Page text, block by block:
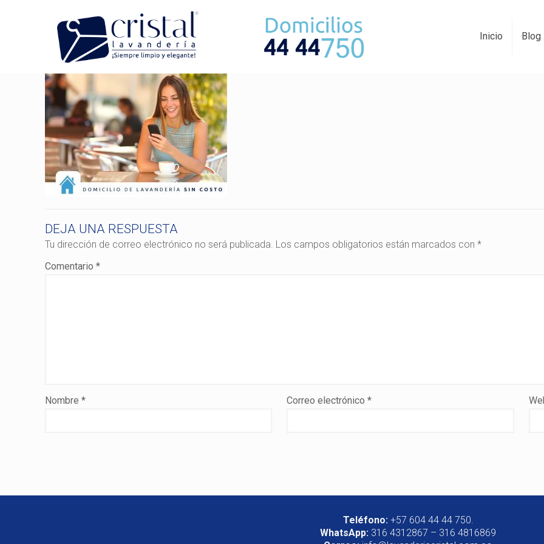
Inicio Blog
DEJA UNA RESPUESTA
Tu dirección de correo electrónico no será publicada. Los campos obligatorios están marcados con *
Comentario *
Nombre * Correo electrónico*
Teléfono:+57 604 44 44 750.
WhatsApp: 316 4312867 – 316 4816869